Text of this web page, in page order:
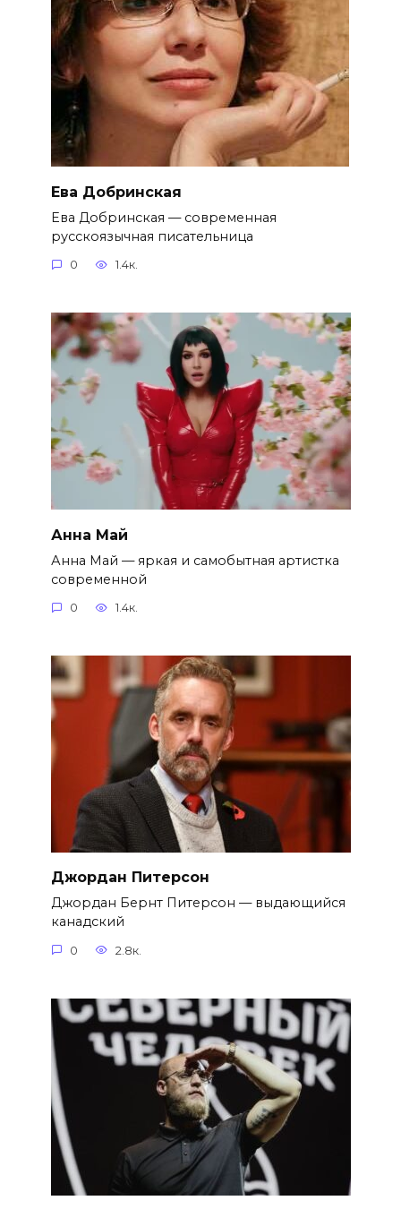
Ева Добринская
Ева Добринская — современная
русскоязычная писательница
0 1.4к.
Анна Май
Анна Май — яркая и самобытная артистка
современной
0 1.4к.
Джордан Питерсон
Джордан Бернт Питерсон — выдающийся
канадский
0 2.8к.